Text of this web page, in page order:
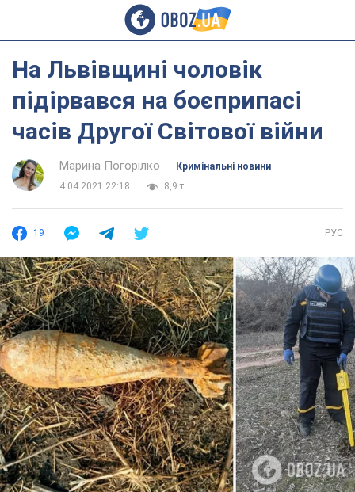
На Львівщині чоловік
підірвався на боєприпасі
часів Другої Світової війни
Марина Погорілко
Кримінальні новини
4.04.2021 22:18
8,9 т.
19 РУС